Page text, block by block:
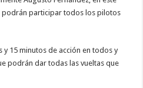
podrán participar todos los pilotos
15 minutos de acción en todos y
podrán dar todas las vueltas que